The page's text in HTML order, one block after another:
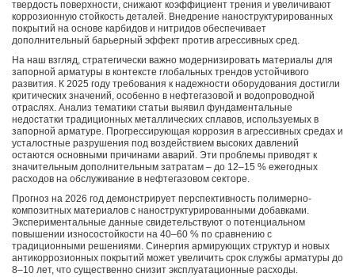
твердость поверхности, снижают коэффициент трения и увеличивают
коррозионную стойкость деталей. Внедрение наноструктурированных
покрытий на основе карбидов и нитридов обеспечивает
дополнительный барьерный эффект против агрессивных сред.
На наш взгляд, стратегически важно модернизировать материалы для
запорной арматуры в контексте глобальных трендов устойчивого
развития. К 2025 году требования к надежности оборудования достигли
критических значений, особенно в нефтегазовой и водопроводной
отраслях. Анализ тематики статьи выявил фундаментальные
недостатки традиционных металлических сплавов, используемых в
запорной арматуре. Прогрессирующая коррозия в агрессивных средах и
усталостные разрушения под воздействием высоких давлений
остаются основными причинами аварий. Эти проблемы приводят к
значительным дополнительным затратам – до 12–15 % ежегодных
расходов на обслуживание в нефтегазовом секторе.
Прогноз на 2026 год демонстрирует перспективность полимерно-
композитных материалов с наноструктурированными добавками.
Экспериментальные данные свидетельствуют о потенциальном
повышении износостойкости на 40–60 % по сравнению с
традиционными решениями. Синергия армирующих структур и новых
антикоррозионных покрытий может увеличить срок службы арматуры до
8–10 лет, что существенно снизит эксплуатационные расходы.